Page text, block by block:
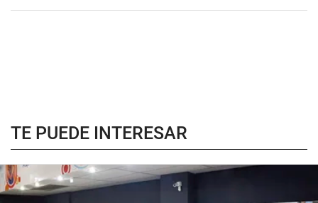
TE PUEDE INTERESAR